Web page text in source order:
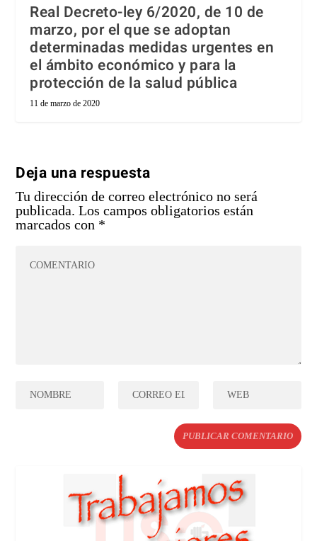
Real Decreto-ley 6/2020, de 10 de
marzo, por el que se adoptan
determinadas medidas urgentes en
el ámbito económico y para la
protección de la salud pública
11 de marzo de 2020
Deja una respuesta
Tu dirección de correo electrónico no será
publicada. Los campos obligatorios están
marcados con *